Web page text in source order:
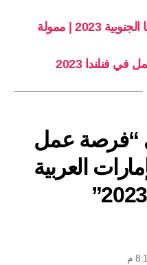
أفضل منح دراسية في كوريا الجنوبية 2023 | ممولة
فنلندا 2023
“فرصة عمل
العربية